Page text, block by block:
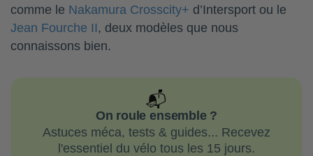
comme le Nakamura Crosscity+ d’Intersport ou le
Jean Fourche II, deux modèles que nous
connaissons bien.
📬
On roule ensemble ?
Astuces méca, tests & guides... Recevez
l'essentiel du vélo tous les 15 jours.